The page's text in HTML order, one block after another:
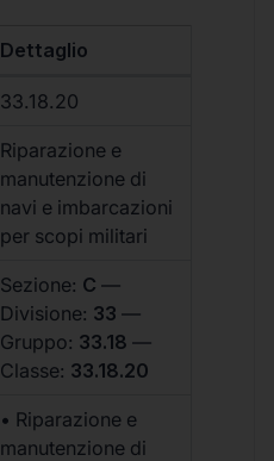
Dettaglio
33.18.20
Riparazione e
manutenzione di
navi e imbarcazioni
per scopi militari
Sezione: C —
Divisione: 33 —
Gruppo: 33.18 —
Classe: 33.18.20
• Riparazione e
manutenzione di